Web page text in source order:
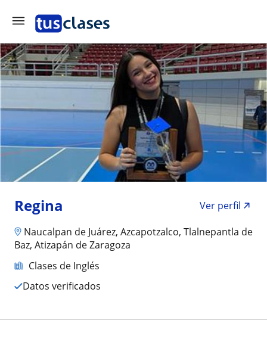
Regina
Ver perfil
Naucalpan de Juárez, Azcapotzalco, Tlalnepantla de
Baz, Atizapán de Zaragoza
Clases de Inglés
Datos verificados